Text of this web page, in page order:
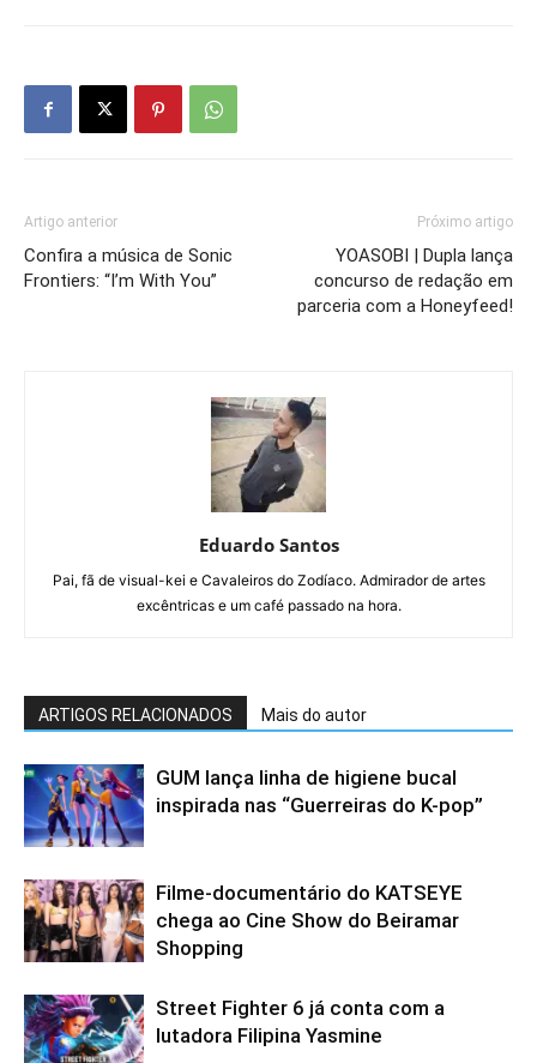
Artigo anterior
Confira a música de Sonic
Frontiers: “I’m With You”
Próximo artigo
YOASOBI | Dupla lança
concurso de redação em
parceria com a Honeyfeed!
Eduardo Santos
Pai, fã de visual-kei e Cavaleiros do Zodíaco. Admirador de artes
excêntricas e um café passado na hora.
ARTIGOS RELACIONADOS Mais do autor
GUM lança linha de higiene bucal
inspirada nas “Guerreiras do K-pop”
Filme-documentário do KATSEYE
chega ao Cine Show do Beiramar
Shopping
Street Fighter 6 já conta com a
lutadora Filipina Yasmine